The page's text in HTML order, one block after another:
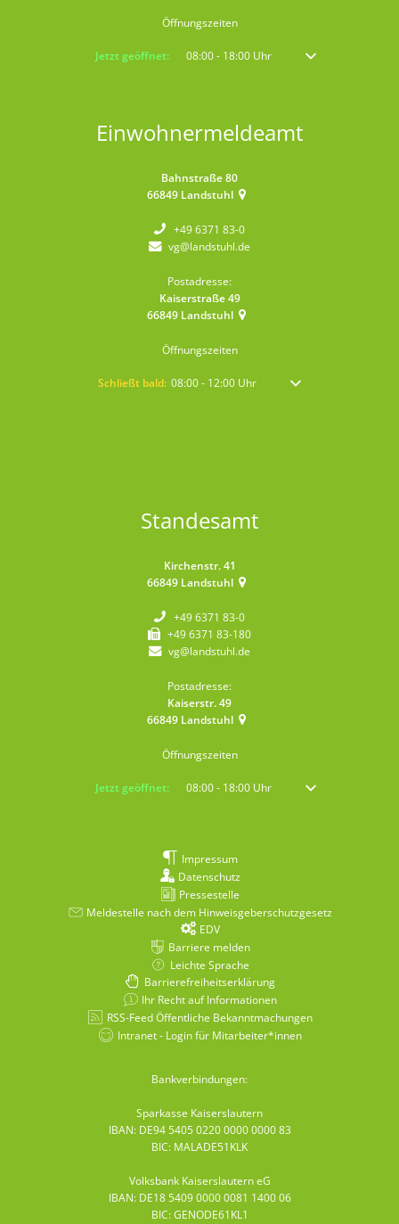
Öffnungszeiten
Klicken, um weitere Öffnungs- oder Schließzeiten auszublenden
Jetzt geöffnet: 08:00- 18:00Uhr Von 08:00 bis 18:00
Einwohnermeldeamt
Bahnstraße 80
66849 Landstuhl
+49 6371 83-0
vg@landstuhl.de
Postadresse:
Kaiserstraße 49
66849 Landstuhl
Öffnungszeiten
Klicken, um weitere Öffnungs- oder Schließzeiten
Schließt bald: 08:00- 12:00 Uhr Von 08:00 bis 12:00 Uhr
Standesamt
Kirchenstr. 41
66849 Landstuhl
+49 6371 83-0
+49 6371 83-180
vg@landstuhl.de
Postadresse:
Kaiserstr. 49
66849 Landstuhl
Öffnungszeiten
Klicken, um weitere Öffnungs- oder Schließzeiten auszublenden
Jetzt geöffnet: 08:00- 18:00Uhr Von 08:00 bis 18:00
Impressum
Datenschutz
Pressestelle
Meldestelle nach dem Hinweisgeberschutzgesetz
EDV
Barriere melden
Leichte Sprache
Barrierefreiheitserklärung
Ihr Recht auf Informationen
RSS-Feed Öffentliche Bekanntmachungen
Intranet - Login für Mitarbeiter*innen
Bankverbindungen:
Sparkasse Kaiserslautern
IBAN: DE94 5405 0220 0000 0000 83
BIC: MALADE51KLK
Volksbank Kaiserslautern eG
IBAN: DE18 5409 0000 0081 1400 06
BIC: GENODE61KL1